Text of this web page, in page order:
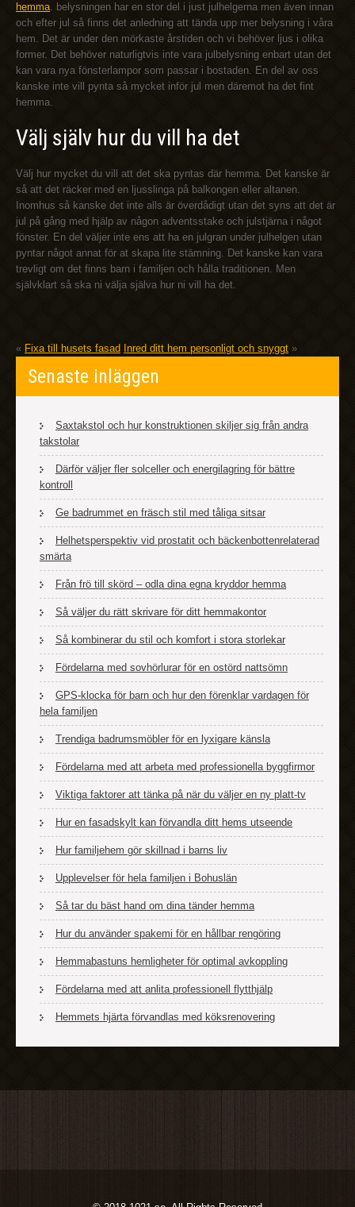
hemma. belysningen har en stor del i just julhelgerna men även innan
och efter jul så finns det anledning att tända upp mer belysning i våra
hem. Det är under den mörkaste årstiden och vi behöver ljus i olika
former. Det behöver naturligtvis inte vara julbelysning enbart utan det
kan vara nya fönsterlampor som passar i bostaden. En del av oss
kanske inte vill pynta så mycket inför jul men däremot ha det fint
hemma.
Välj själv hur du vill ha det
Välj hur mycket du vill att det ska pyntas där hemma. Det kanske är
så att det räcker med en ljusslinga på balkongen eller altanen.
Inomhus så kanske det inte alls är överdådigt utan det syns att det är
jul på gång med hjälp av någon adventsstake och julstjärna i något
fönster. En del väljer inte ens att ha en julgran under julhelgen utan
pyntar något annat för at skapa lite stämning. Det kanske kan vara
trevligt om det finns barn i familjen och hålla traditionen. Men
självklart så ska ni välja själva hur ni vill ha det.
« Fixa till husets fasad Inred ditt hem personligt och snyggt »
Senaste inläggen
Saxtakstol och hur konstruktionen skiljer sig från andra
takstolar
Därför väljer fler solceller och energilagring för bättre
kontroll
Ge badrummet en fräsch stil med tåliga sitsar
Helhetsperspektiv vid prostatit och bäckenbottenrelaterad
smärta
Från frö till skörd – odla dina egna kryddor hemma
Så väljer du rätt skrivare för ditt hemmakontor
Så kombinerar du stil och komfort i stora storlekar
Fördelarna med sovhörlurar för en ostörd nattsömn
GPS-klocka för barn och hur den förenklar vardagen för
hela familjen
Trendiga badrumsmöbler för en lyxigare känsla
Fördelarna med att arbeta med professionella byggfirmor
Viktiga faktorer att tänka på när du väljer en ny platt-tv
Hur en fasadskylt kan förvandla ditt hems utseende
Hur familjehem gör skillnad i barns liv
Upplevelser för hela familjen i Bohuslän
Så tar du bäst hand om dina tänder hemma
Hur du använder spakemi för en hållbar rengöring
Hemmabastuns hemligheter för optimal avkoppling
Fördelarna med att anlita professionell flytthjälp
Hemmets hjärta förvandlas med köksrenovering